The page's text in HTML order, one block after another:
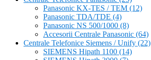
Panasonic KX-TES / TEM (12)
Panasonic TDA/TDE (4)
Panasonic NS 500/1000 (8)
Accesorii Centrale Panasonic (64)
Centrale Telefonice Siemens / Unify (22)
SIEMENS Hipath 1100 (14)